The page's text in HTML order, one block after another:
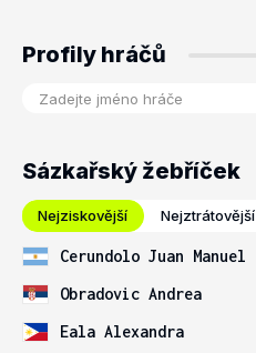
Profily hráčů
Sázkařský žebříček
Nejziskovější Nejztrátovější
Cerundolo Juan Manuel
Obradovic Andrea
Eala Alexandra